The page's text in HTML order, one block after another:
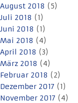
August 2018 (5)
Juli 2018 (1)
Juni 2018 (1)
Mai 2018 (4)
April 2018 (3)
März 2018 (4)
Februar 2018 (2)
Dezember 2017 (1)
November 2017 (4)